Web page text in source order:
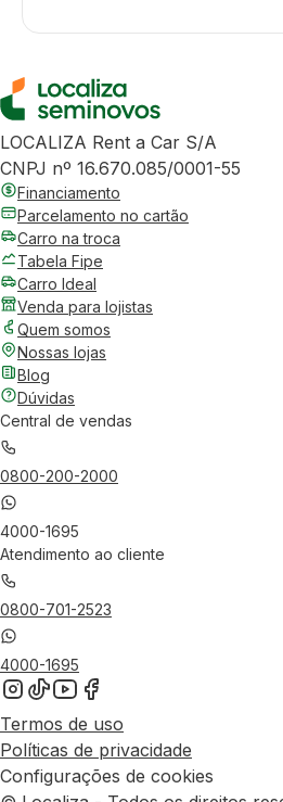
LOCALIZA Rent a Car S/A
CNPJ nº 16.670.085/0001-55
Financiamento
Parcelamento no cartão
Carro na troca
Tabela Fipe
Carro Ideal
Venda para lojistas
Quem somos
Nossas lojas
Blog
Dúvidas
Central de vendas
0800-200-2000
4000-1695
Atendimento ao cliente
0800-701-2523
4000-1695
Termos de uso
Políticas de privacidade
Configurações de cookies